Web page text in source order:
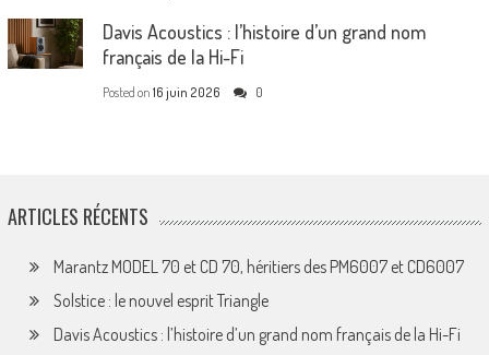
Davis Acoustics : l’histoire d’un grand nom
français de la Hi-Fi
Posted on 16 juin 2026 0
ARTICLES RÉCENTS
Marantz MODEL 70 et CD 70, héritiers des PM6007 et CD6007
Solstice : le nouvel esprit Triangle
Davis Acoustics : l’histoire d’un grand nom français de la Hi-Fi